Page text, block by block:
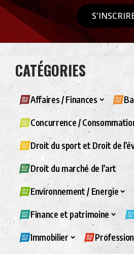
CATÉGORIES
Affaires / Finances
Concurrence /
Droit du sport et Droit de
Droit du marché de l’art
Environnement / Energie
Finance et patrimoine
Immobilier